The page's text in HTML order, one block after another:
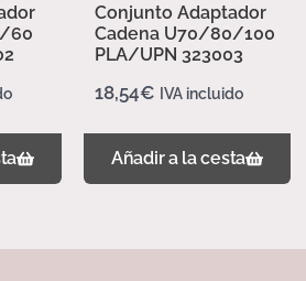
60
Conjunto Adaptador
Cadena U70/80/100
PLA/UPN 323003
18,54€ IVA incluido
Añadir a la cesta